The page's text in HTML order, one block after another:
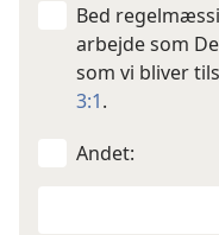
Bed
arbejde som
som vi bliver
3:1.
Andet: